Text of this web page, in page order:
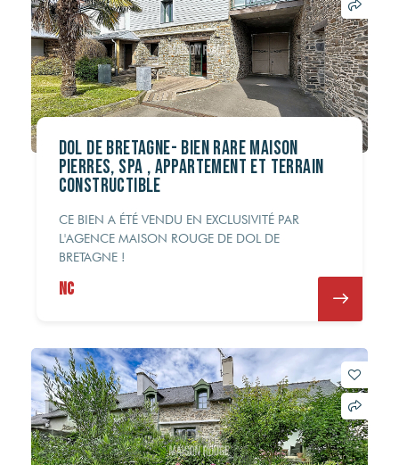
DOL DE BRETAGNE- Bien rare maison
pierres, spa , appartement et terrain
constructible
CE BIEN A ÉTÉ VENDU EN EXCLUSIVITÉ PAR
L'AGENCE MAISON ROUGE DE DOL DE
BRETAGNE !
NC